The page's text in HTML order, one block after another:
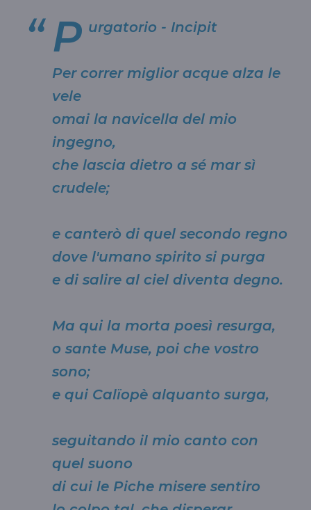
P urgatorio - Incipit
Per correr miglior acque alza le
vele
omai la navicella del mio
ingegno,
che lascia dietro a sé mar sì
crudele;
e canterò di quel secondo regno
dove l'umano spirito si purga
e di salire al ciel diventa degno.
Ma qui la morta poesì resurga,
o sante Muse, poi che vostro
sono;
e qui Calïopè alquanto surga,
seguitando il mio canto con
quel suono
di cui le Piche misere sentiro